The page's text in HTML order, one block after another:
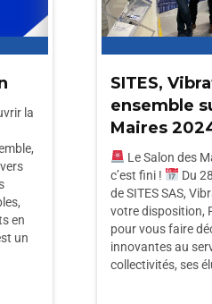
la
en
un
SITES,
ensemble
Maires
Le Salon des
c’est fini !
Du
de SITES SAS,
votre disposition,
pour vous faire
innovantes au
collectivités, ses